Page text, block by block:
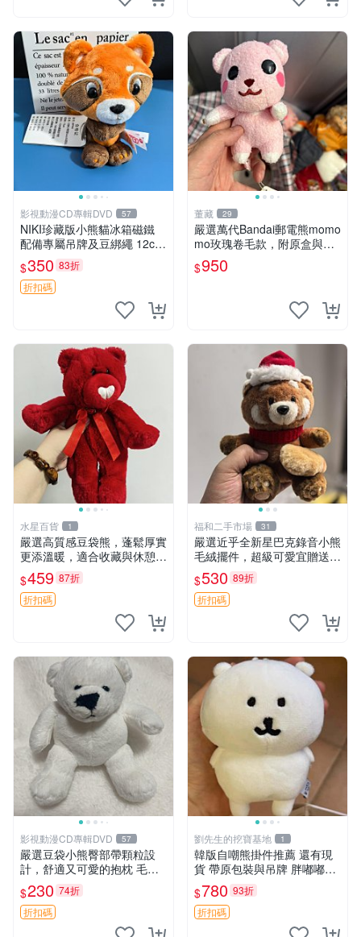
影視動漫CD專輯DVD 57
NIKI珍藏版小熊貓冰箱磁鐵
配備專屬吊牌及豆綁繩 12cm
廢品嚴選 好評推薦 小熊貓冰
箱貼 磁鐵掛件 冰箱飾品
$350 83折
折扣碼
董藏 29
嚴選萬代Bandai郵電熊momo
mo玫瑰卷毛款，附原盒與吊
牌，粉嫩可愛入手即柔軟～
玫瑰卷毛 郵電熊 正品
$950
水星百貨 1
嚴選高質感豆袋熊，蓬鬆厚實
更添溫暖，適合收藏與休憩。
前胸填充飽滿，背部亦具優雅
設計。 豆袋熊 保暖 溫柔 蓬
松
$459 87折
折扣碼
福和二手市場 31
嚴選近乎全新星巴克錄音小熊
毛絨擺件，超級可愛宜贈送掛
飾 錄音小熊 毛絨擺件 贈品
$530 89折
折扣碼
影視動漫CD專輯DVD 57
嚴選豆袋小熊臀部帶顆粒設
計，舒適又可愛的抱枕 毛絨
抱枕、臀部按摩、坐墊
$230 74折
折扣碼
劉先生的挖寶基地 1
韓版自嘲熊掛件推薦 還有現
貨 帶原包裝與吊牌 胖嘟嘟超
可愛 毛絨手感佳 小熊掛件 自
嘲抱枕 小熊抱枕
$780 93折
折扣碼